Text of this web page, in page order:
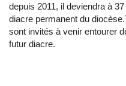
depuis 2011, il deviendra à
diacre permanent du
sont invités à venir entourer
futur diacre.